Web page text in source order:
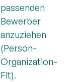
passenden
Bewerber
anzuziehen
(Person-
Organization-
Fit).